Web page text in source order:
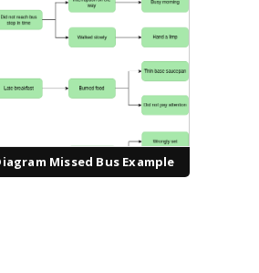
Missed Bus Example